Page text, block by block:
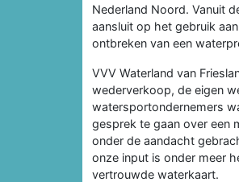
Nederland Noord. Vanuit
aansluit op het gebruik
ontbreken van een
VVV Waterland van
wederverkoop, de eigen
watersportondernemers
gesprek te gaan over een
onder de aandacht
onze input is onder meer
vertrouwde waterkaart.